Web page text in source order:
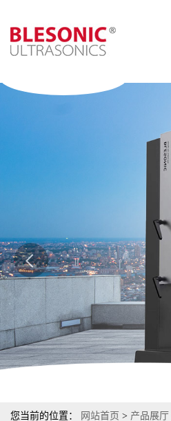
您当前的位置： 网站首页 > 产品展厅